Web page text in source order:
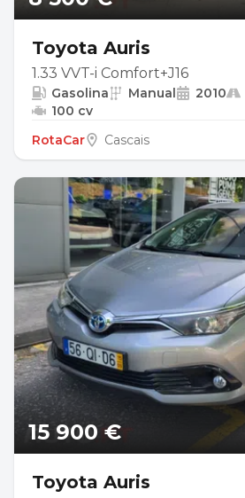
Toyota Auris
1.33 VVT-i Comfort+J16
Gasolina Manual 2010
100 cv
RotaCar
Cascais
15 900 €
Toyota Auris